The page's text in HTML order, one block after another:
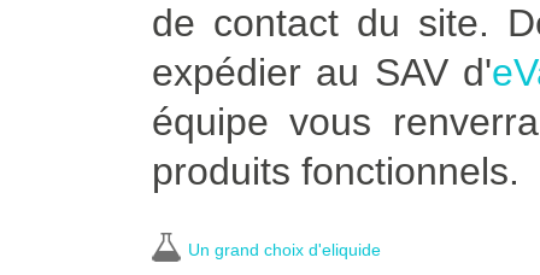
de contact du site.
expédier au SAV d'
équipe vous
produits fonctionnels.
Un grand choix d'eliquide